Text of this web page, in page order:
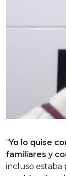
“Yo lo quise
familiares y
incluso estaba